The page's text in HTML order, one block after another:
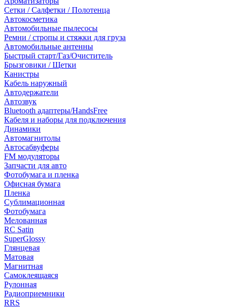
Сетки / Салфетки / Полотенца
Автокосметика
Автомобильные пылесосы
Ремни / стропы и стяжки для груза
Автомобильные антенны
Быстрый старт/Газ/Очиститель
Брызговики / Щетки
Канистры
Кабель наружный
Автодержатели
Автозвук
Bluetooth адаптеры/HandsFree
Кабеля и наборы для подключения
Динамики
Автомагнитолы
Автосабвуферы
FM модуляторы
Запчасти для авто
Фотобумага и пленка
Офисная бумага
Пленка
Сублимационная
Фотобумага
Мелованная
RC Satin
SuperGlossy
Глянцевая
Матовая
Магнитная
Самоклеящаяся
Рулонная
Радиоприемники
RRS